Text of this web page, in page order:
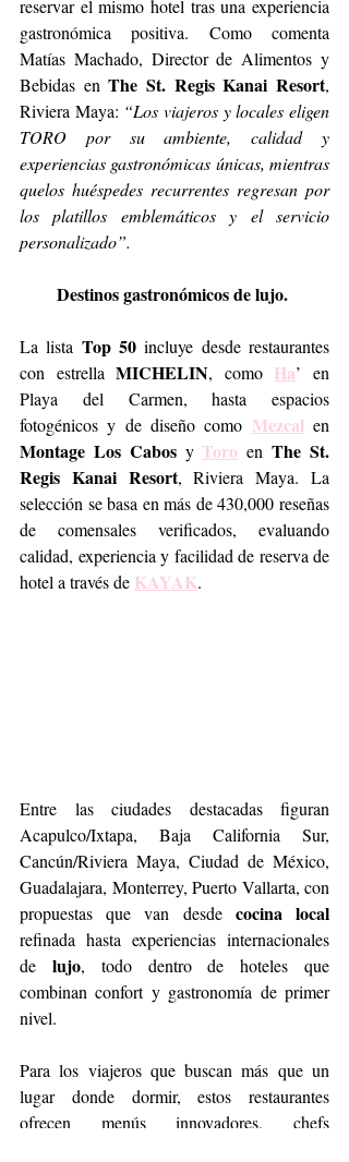
reservar el mismo hotel tras una experiencia
gastronómica positiva. Como comenta
Matías Machado, Director de Alimentos y
Bebidas en The St. Regis Kanai Resort,
Riviera Maya: “Los viajeros y locales eligen
TORO por su ambiente, calidad y
experiencias gastronómicas únicas, mientras
quelos huéspedes recurrentes regresan por
los platillos emblemáticos y el servicio
personalizado”.
Destinos gastronómicos de lujo.
La lista Top 50 incluye desde restaurantes
con estrella MICHELIN, como Ha’ en
Playa del Carmen, hasta espacios
fotogénicos y de diseño como Mezcal
Montage Los Cabos y Toro en The St.
Regis Kanai Resort, Riviera Maya. La
selección se basa en más de 430,000 reseñas
de comensales verificados, evaluando
calidad, experiencia y facilidad de reserva de
hotel a través de KAYAK.
Entre las ciudades destacadas figuran
Acapulco/Ixtapa, Baja California Sur,
Cancún/Riviera Maya, Ciudad de México,
Guadalajara, Monterrey, Puerto Vallarta, con
propuestas que van desde cocina local
refinada hasta experiencias internacionales
de lujo, todo dentro de hoteles que
combinan confort y gastronomía de primer
nivel.
Para los viajeros que buscan más que un
lugar donde dormir, estos restaurantes
ofrecen menús innovadores, chefs